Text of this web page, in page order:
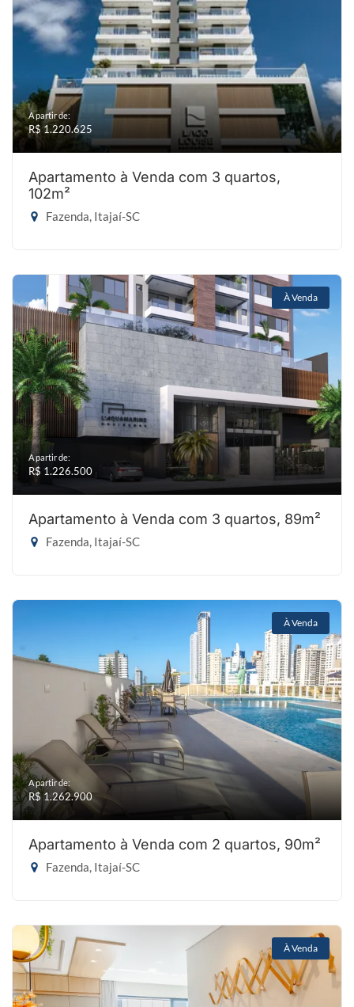
A partir de:
R$ 1.220.625
Apartamento à Venda com 3 quartos,
102m²
Fazenda, Itajaí-SC
À Venda
A partir de:
R$ 1.226.500
Apartamento à Venda com 3 quartos, 89m²
Fazenda, Itajaí-SC
À Venda
A partir de:
R$ 1.262.900
Apartamento à Venda com 2 quartos, 90m²
Fazenda, Itajaí-SC
À Venda